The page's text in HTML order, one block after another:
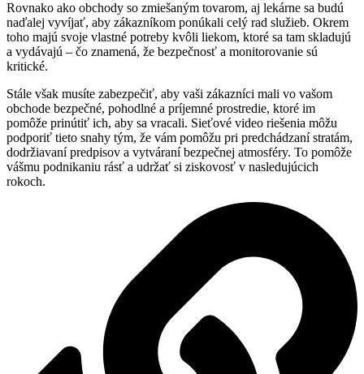
Rovnako ako obchody so zmiešaným tovarom, aj lekárne sa budú
naďalej vyvíjať, aby zákazníkom ponúkali celý rad služieb. Okrem
toho majú svoje vlastné potreby kvôli liekom, ktoré sa tam skladujú
a vydávajú – čo znamená, že bezpečnosť a monitorovanie sú
kritické.
Stále však musíte zabezpečiť, aby vaši zákazníci mali vo vašom
obchode bezpečné, pohodlné a príjemné prostredie, ktoré im
pomôže prinútiť ich, aby sa vracali. Sieťové video riešenia môžu
podporiť tieto snahy tým, že vám pomôžu pri predchádzaní stratám,
dodržiavaní predpisov a vytváraní bezpečnej atmosféry. To pomôže
vášmu podnikaniu rásť a udržať si ziskovosť v nasledujúcich
rokoch.